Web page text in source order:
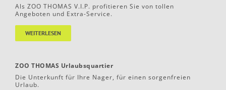
Als ZOO THOMAS V.I.P. profitieren Sie von tollen
Angeboten und Extra-Service.
WEITERLESEN
ZOO THOMAS Urlaubsquartier
Die Unterkunft für Ihre Nager, für einen sorgenfreien
Urlaub.